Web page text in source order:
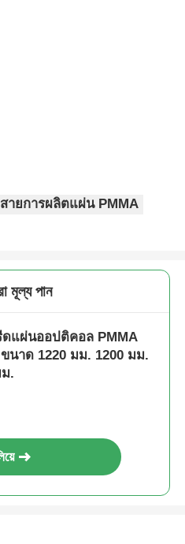
สายการผลิตแผ่น PMMA
মূল্য পান
ดแผ่นออปติคอล PMMA
นาด 1220 มม. 1200 มม.
.